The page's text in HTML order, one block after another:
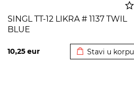
SINGL TT-12 LIKRA # 1137 TWIL
BLUE
10,25 eur Stavi u korpu